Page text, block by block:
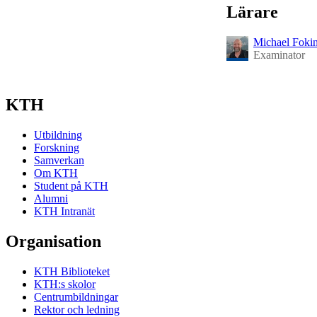
Lärare
Michael
Examinator
KTH
Utbildning
Forskning
Samverkan
Om KTH
Student på KTH
Alumni
KTH Intranät
Organisation
KTH Biblioteket
KTH:s skolor
Centrumbildningar
Rektor och ledning